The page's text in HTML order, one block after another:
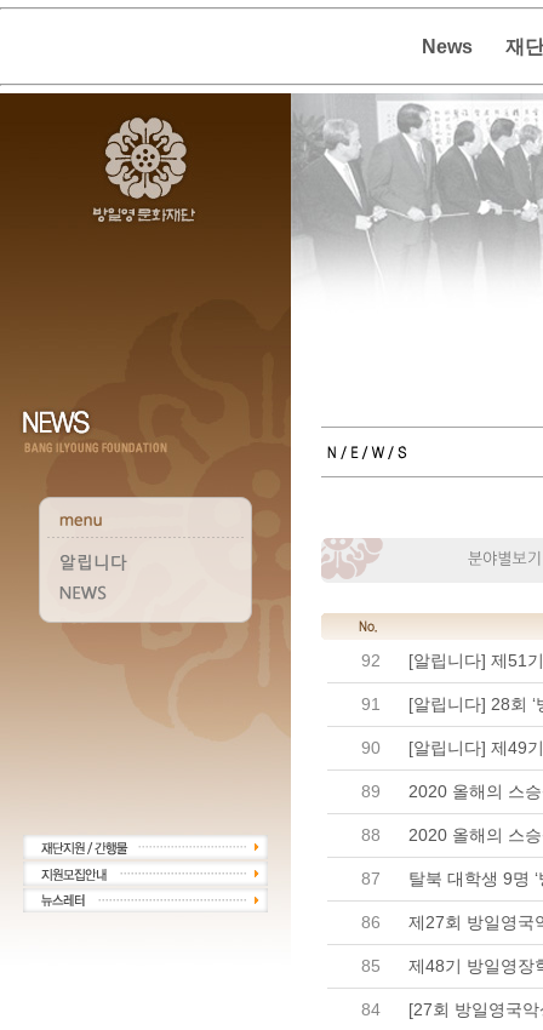
News 재
92 [알립니다] 제51
91 [알립니다] 28회
90 [알립니다] 제49
89 2020 올해의 스
88 2020 올해의 스
87 탈북 대학생 9명
86
85 제48기 방일영장
84